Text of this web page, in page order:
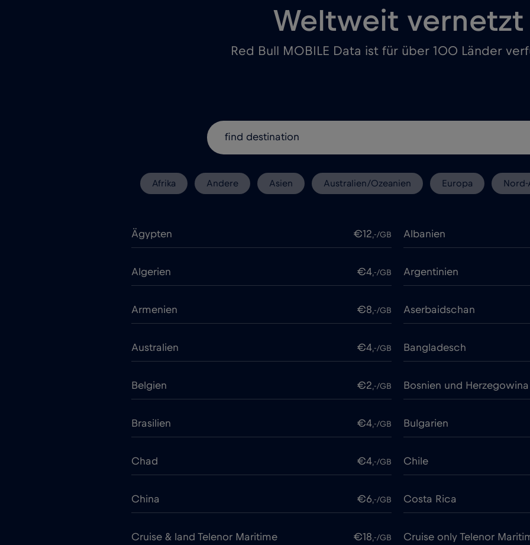
Weltweit vernetzt
Red Bull MOBILE Data ist für über 100 Länder
Afrika Andere Asien Australien/Ozeanien Europa Nord-
Ägypten €12,-/GB Albanien
Algerien €4,-/GB Argentinien
Armenien €8,-/GB Aserbaidschan
Australien €4,-/GB Bangladesch
Belgien €2,-/GB Bosnien und Herzegowina
Brasilien €4,-/GB Bulgarien
Chad €4,-/GB Chile
China €6,-/GB Costa Rica
Cruise & land Telenor Maritime €18,-/GB Cruise only Telenor